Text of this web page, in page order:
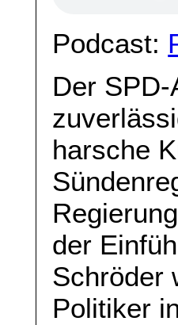
Podcast:
Der
harsche
der
Schröder
Politiker